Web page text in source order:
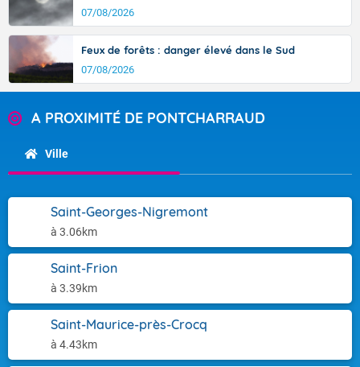
07/08/2026
Feux de forêts : danger élevé dans le Sud
07/08/2026
A PROXIMITÉ DE PONTCHARRAUD
Ville
Saint-Georges-Nigremont
à 3.06km
Saint-Frion
à 3.39km
Saint-Maurice-près-Crocq
à 4.43km